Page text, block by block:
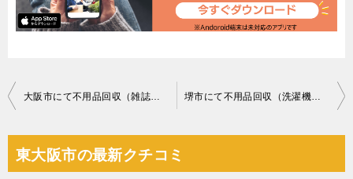
投
ナ
ビ
大阪市にて不用品回収（雑誌・本、トイレ一式）ご依頼の匿名希望様の声 堺市にて不用品回収（洗濯機）ご依頼の匿名希望様の声
東大阪市の最新クチコミ